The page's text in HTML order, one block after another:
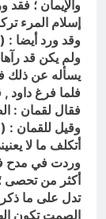
والإيمان ؛
إسلام المرء
وقد ورد أيضا :
ولم يكن قد
يسأله عن ذلك
فلما فرغ داود
فقال لقمان :
وقيل للقمان :
أتكلف ما لا
وردت في مدح
أكثر من تحصى ؛
تدل على ما
الصمت تكون